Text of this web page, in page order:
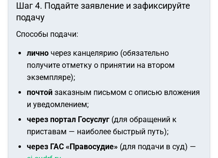
Шаг 4. Подайте заявление и зафиксируйте
подачу
Способы подачи:
лично через канцелярию (обязательно
получите отметку о принятии на втором
экземпляре);
почтой заказным письмом с описью вложения
и уведомлением;
через портал Госуслуг (для обращений к
приставам — наиболее быстрый путь);
через ГАС «Правосудие» (для подачи в суд) —